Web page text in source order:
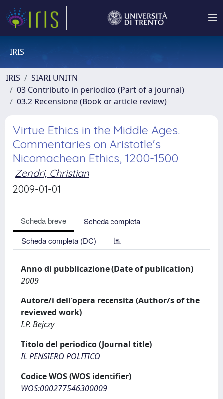
IRIS
IRIS
SIARI UNITN
03 Contributo in periodico (Part of a journal)
03.2 Recensione (Book or article review)
Virtue Ethics in the Middle Ages.
Commentaries on Aristotle's
Nicomachean Ethics, 1200-1500
Zendri, Christian
2009-01-01
Scheda breve
Scheda completa
Scheda completa (DC)
Anno di pubblicazione (Date of publication)
2009
Autore/i dell'opera recensita (Author/s of the
reviewed work)
I.P. Bejczy
Titolo del periodico (Journal title)
IL PENSIERO POLITICO
Codice WOS (WOS identifier)
WOS:000277546300009